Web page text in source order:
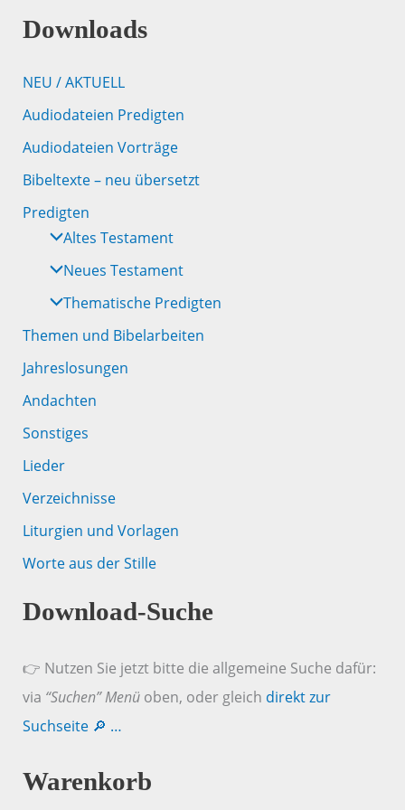
Jesus
kam
Downloads
NEU / AKTUELL
Audiodateien Predigten
Audiodateien Vorträge
Bibeltexte – neu übersetzt
Predigten
Altes Testament
Neues Testament
Thematische Predigten
Themen und Bibelarbeiten
Jahreslosungen
Andachten
Sonstiges
Lieder
Verzeichnisse
Liturgien und Vorlagen
Worte aus der Stille
Download-Suche
👉 Nutzen Sie jetzt bitte die allgemeine Suche dafür:
via “Suchen” Menüoben, oder gleich direkt zur
Suchseite 🔎 …
Warenkorb